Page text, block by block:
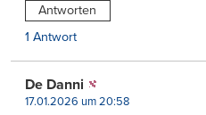
Antworten
1 Antwort
De Danni
17.01.2026 um 20:58